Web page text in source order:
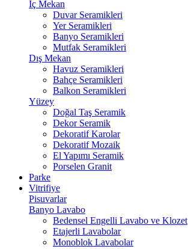
İç Mekan
Duvar Seramikleri
Yer Seramikleri
Banyo Seramikleri
Mutfak Seramikleri
Dış Mekan
Havuz Seramikleri
Bahçe Seramikleri
Balkon Seramikleri
Yüzey
Doğal Taş Seramik
Dekor Seramik
Dekoratif Karolar
Dekoratif Mozaik
El Yapımı Seramik
Porselen Granit
Parke
Vitrifiye
Pisuvarlar
Banyo Lavabo
Bedensel Engelli Lavabo ve Klozet
Etajerli Lavabolar
Monoblok Lavabolar